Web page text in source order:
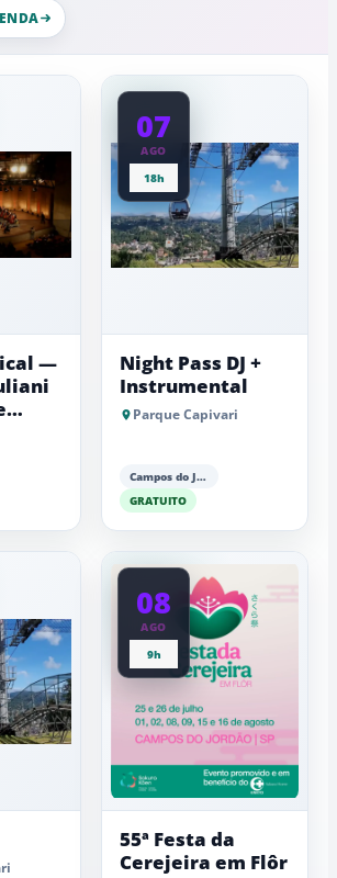
Serra
da
Mantiqueira
a
—
07
AGO
18h
Night Pass DJ +
Instrumental
Parque Capivari
Campos do Jordão
GRATUITO
08
AGO
9h
55ª Festa da
Cerejeira em Flôr